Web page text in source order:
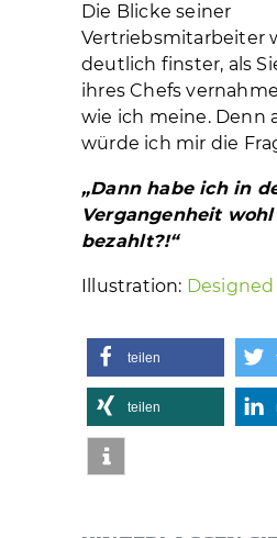
Die Blicke seiner
Vertriebsmitarbeiter
deutlich finster, als
ihres Chefs
wie ich meine. Denn
würde ich mir die
„Dann habe ich in
Vergangenheit
bezahlt?!“
Illustration:
teilen
teilen